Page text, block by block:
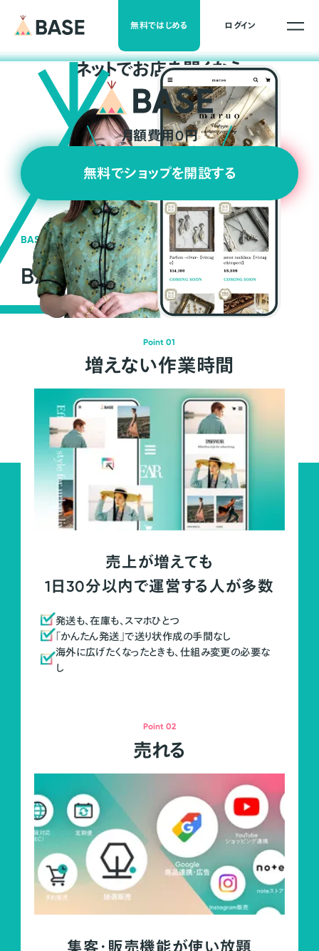
無料ではじめる ログイン
ネットでお店を開くなら
月額費用0円
無料でショップを開設する
BASEの強み
BASEが強い3つの理由
Point 01
増えない作業時間
売上が増えても
1日30分以内で運営する人が多数
発送も、在庫も、スマホひとつ
「かんたん発送」で送り状作成の手間なし
海外に広げたくなったときも、仕組み変更の必要な
し
Point 02
売れる
集客・販売機能が使い放題